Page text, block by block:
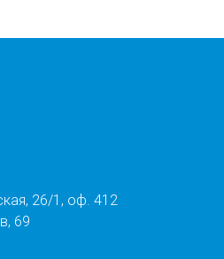
26/1, оф. 412
69